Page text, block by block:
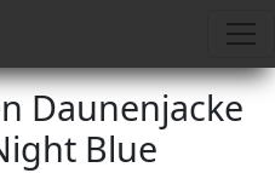
Daunenjacke
Blue